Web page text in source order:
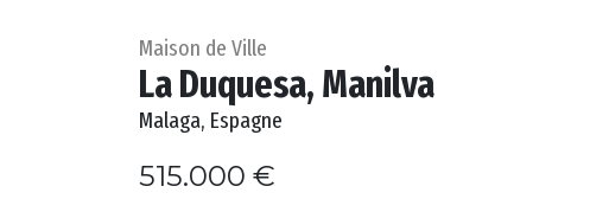
Maison de Ville
La Duquesa, Manilva
Malaga, Espagne
515.000 €